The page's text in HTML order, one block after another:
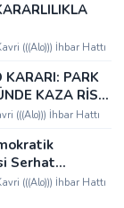
(((Alo))) İhbar Hattı
KARARI: PARK
KAZA RİSKİ
(((Alo))) İhbar Hattı
Serhat
birlik ve
(((Alo))) İhbar Hattı